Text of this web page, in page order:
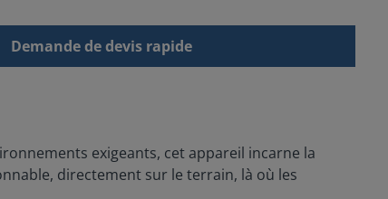
Demande de devis rapide
exigeants, cet appareil incarne la
directement sur le terrain, là où les